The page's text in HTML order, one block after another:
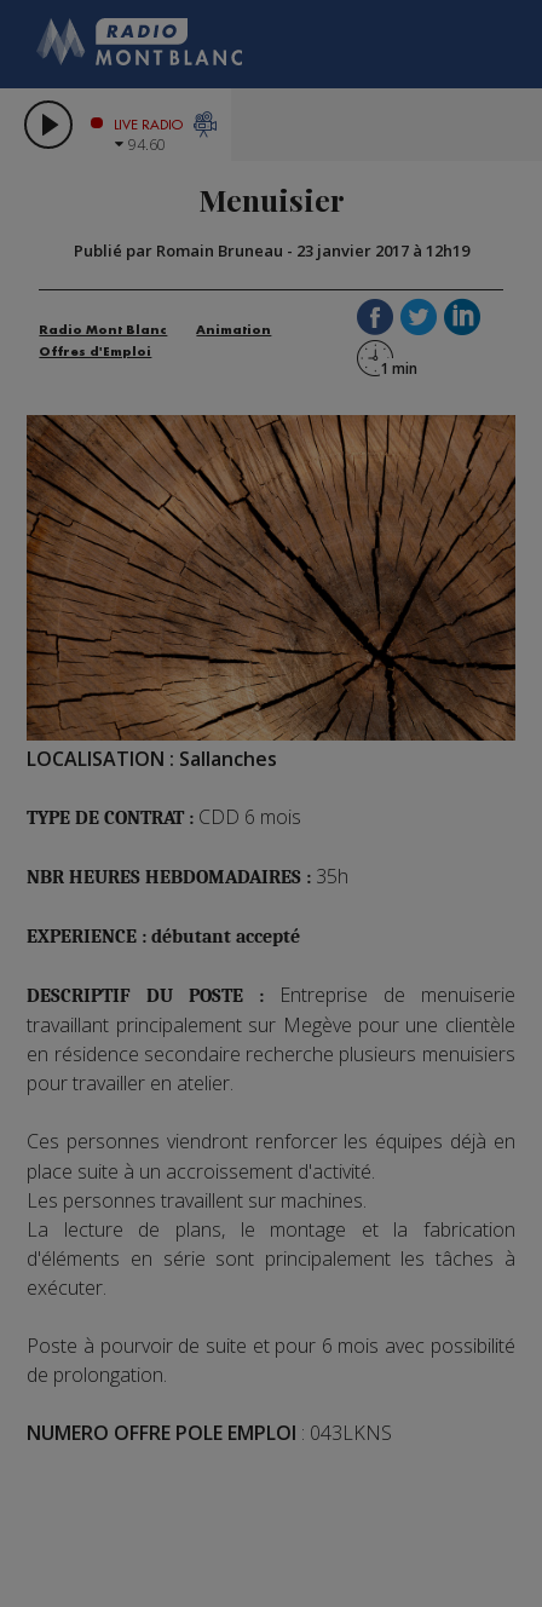
GRAND MASSIF
LIVE RADIO
94.60
Menuisier
Publié par Romain Bruneau - 23 janvier 2017 à 12h19
Radio Mont Blanc
Animation
Offres d'Emploi
LOCALISATION : Sallanches
TYPE DE CONTRAT : CDD 6 mois
NBR HEURES HEBDOMADAIRES : 35h
EXPERIENCE : débutant accepté
DESCRIPTIF DU POSTE :
Entreprise de menuiserie
travaillant principalement sur Megève pour une clientèle
en résidence secondaire recherche plusieurs menuisiers
pour travailler en atelier.
Ces personnes viendront renforcer les équipes déjà en
place suite à un accroissement d'activité.
Les personnes travaillent sur machines.
La lecture de plans, le montage et la fabrication
d'éléments en série sont principalement les tâches à
exécuter.
Poste à pourvoir de suite et pour 6 mois avec possibilité
de prolongation.
NUMERO OFFRE POLE EMPLOI : 043LKNS